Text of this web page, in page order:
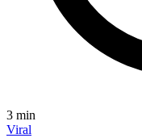
3 min
Viral